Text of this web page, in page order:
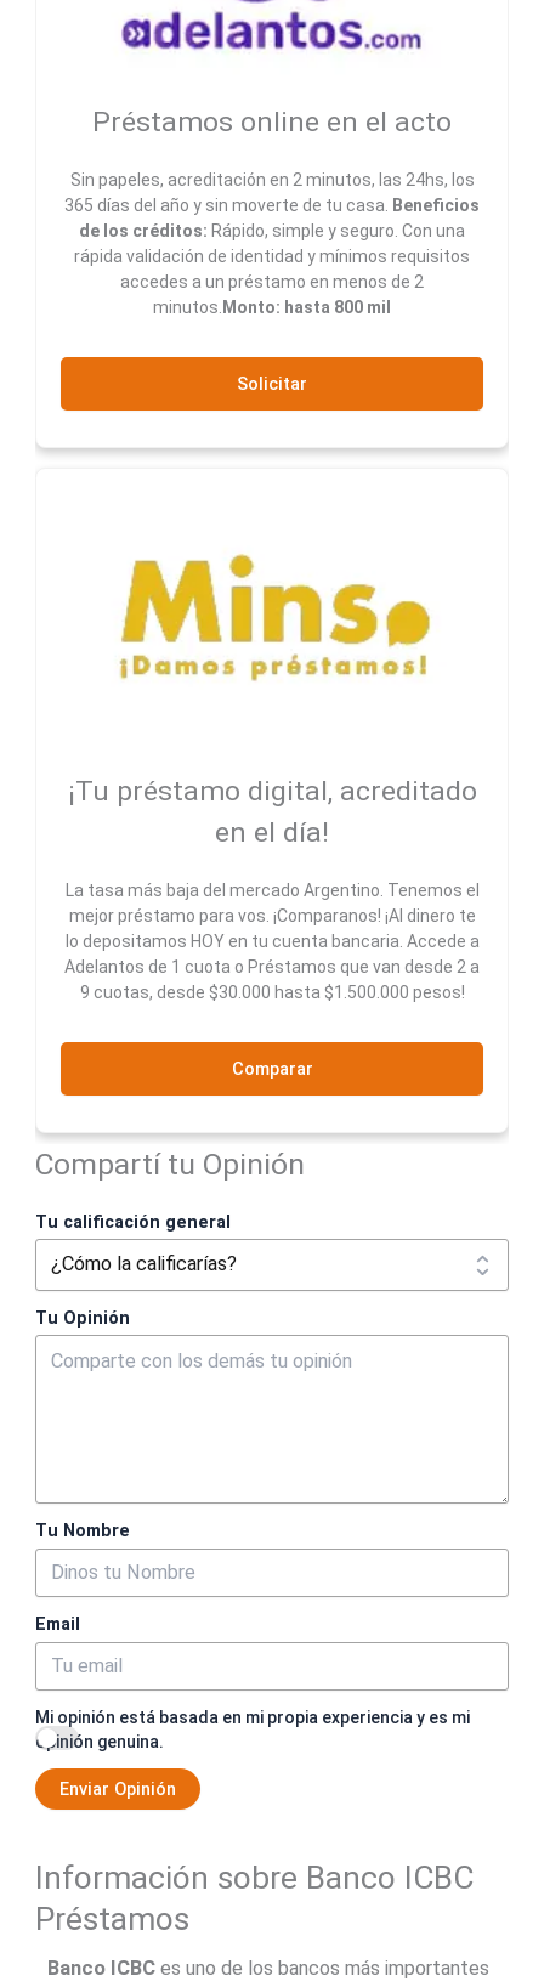
Préstamos online en el acto
Sin papeles, acreditación en 2 minutos, las 24hs, los
365 días del año y sin moverte de tu casa. Beneficios
de los créditos: Rápido, simple y seguro. Con una
rápida validación de identidad y mínimos requisitos
accedes a un préstamo en menos de 2
minutos. Monto: hasta 800 mil
Solicitar
¡Tu préstamo digital, acreditado
en el día!
La tasa más baja del mercado Argentino. Tenemos el
mejor préstamo para vos. ¡Comparanos! ¡Al dinero te
lo depositamos HOY en tu cuenta bancaria. Accede a
Adelantos de 1 cuota o Préstamos que van desde 2 a
9 cuotas, desde $30.000 hasta $1.500.000 pesos!
Comparar
Compartí tu Opinión
Tu calificación general
Tu Opinión
Tu Nombre
Email
Mi opinión está basada en mi propia experiencia y es mi
opinión genuina.
Enviar Opinión
Información sobre Banco ICBC
Préstamos
Banco ICBC es uno de los bancos más importantes